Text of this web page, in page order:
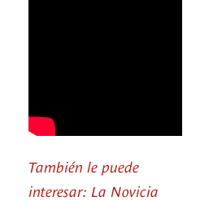
También le puede
interesar: La Novicia